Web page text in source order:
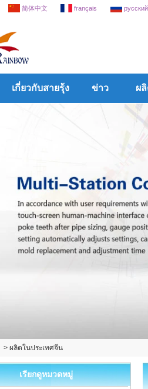
简体中文 français русский
เกี่ยวกับสายรุ้ง ข่าว ผ
> ผลิตในประเทศจีน
เรียกดูหมวดหมู่